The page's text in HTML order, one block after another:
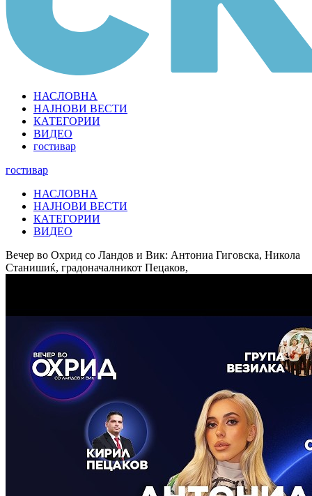
НАСЛОВНА
НАЈНОВИ ВЕСТИ
КАТЕГОРИИ
ВИДЕО
гостивар
гостивар
НАСЛОВНА
НАЈНОВИ ВЕСТИ
КАТЕГОРИИ
ВИДЕО
Вечер во Охрид со Ландов и Вик: Антониа Гиговска, Никола
Станишиќ, градоначалникот Пецаков,